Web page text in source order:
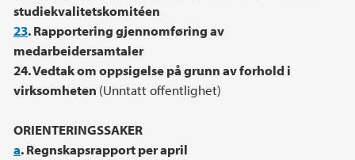
studiekvalitetskomitéen
23. Rapportering gjennomføring av
medarbeidersamtaler
24. Vedtak om oppsigelse på grunn av forhold i
virksomheten (Unntatt offentlighet)
ORIENTERINGSSAKER
a. Regnskapsrapport per april